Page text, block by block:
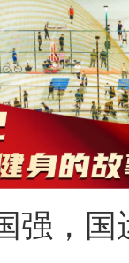
，国